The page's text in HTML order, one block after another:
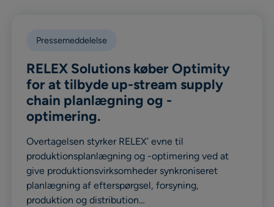
Pressemeddelelse
RELEX Solutions køber Optimity
for at tilbyde up-stream supply
chain planlægning og -
optimering.
Overtagelsen styrker RELEX’ evne til
produktionsplanlægning og -optimering ved at
give produktionsvirksomheder synkroniseret
planlægning af efterspørgsel, forsyning,
produktion og distribution…